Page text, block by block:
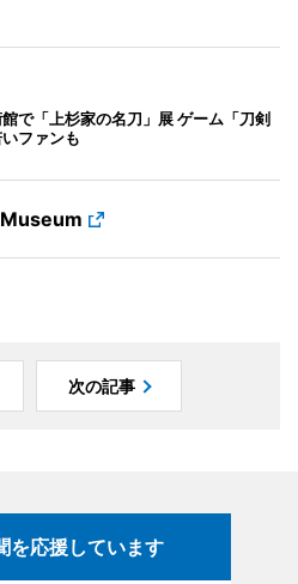
で「上杉家の名刀」展 ゲーム「刀剣
ファンも
次の記事
を応援しています